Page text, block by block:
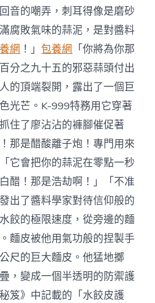
音的嘲弄，刺耳得像是磨砂
腐敗氣味的蒜泥，是對醬料
網 ！」包養網 「你將為你那
分之九十五的邪惡蒜頭付出
的頂端裂開，露出了一個巨
光芒。K-999特務用它穿著
住了廖沾沾的褲腳催促著
那是醋酸離子炮！專門用來
它會把你的蒜泥在零點一秒
醋！那是浩劫啊！」「不准
出了醬料學家對待信仰般的
餃的極限速度，從旁邊的麵
麵皮被他用氣功般的捏製手
尺的巨大麵皮。他猛地擲
，變成一個半透明的防禦護
笈》中記載的「水餃皮護